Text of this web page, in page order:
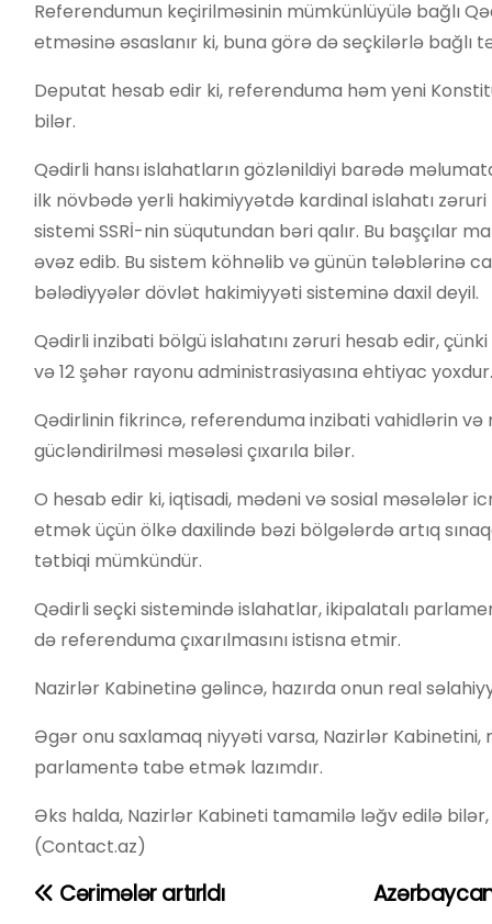
Referendumun keçirilməsinin mümkünlüyülə bağlı
etməsinə əsaslanır ki, buna görə də seçkilərlə bağlı
Deputat hesab edir ki, referenduma həm yeni
bilər.
Qədirli hansı islahatların gözlənildiyi barədə
ilk növbədə yerli hakimiyyətdə kardinal islahatı zəruri
sistemi SSRİ-nin süqutundan bəri qalır. Bu başçılar
əvəz edib. Bu sistem köhnəlib və günün tələblərinə
bələdiyyələr dövlət hakimiyyəti sisteminə daxil deyil.
Qədirli inzibati bölgü islahatını zəruri hesab edir,
və 12 şəhər rayonu administrasiyasına ehtiyac yoxdur.
Qədirlinin fikrincə, referenduma inzibati vahidlərin
gücləndirilməsi məsələsi çıxarıla bilər.
O hesab edir ki, iqtisadi, mədəni və sosial məsələlər
etmək üçün ölkə daxilində bəzi bölgələrdə artıq
tətbiqi mümkündür.
Qədirli seçki sistemində islahatlar, ikipalatalı
də referenduma çıxarılmasını istisna etmir.
Nazirlər Kabinetinə gəlincə, hazırda onun real
Əgər onu saxlamaq niyyəti varsa, Nazirlər
parlamentə tabe etmək lazımdır.
Əks halda, Nazirlər Kabineti tamamilə ləğv edilə
(Contact.az)
Y Cərimələr artırldı